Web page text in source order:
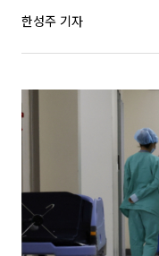
한성주 기자